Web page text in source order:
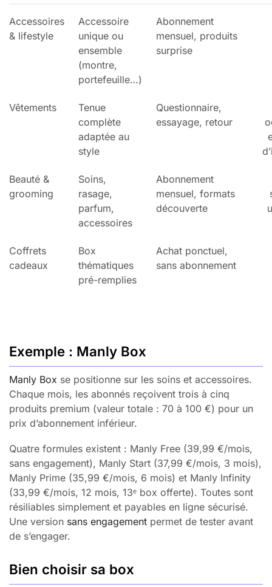
Accessoires
& lifestyle
Accessoire
unique ou
ensemble
(montre,
portefeuille…)
Abonnement
mensuel, produits
surprise
Vêtements
Tenue
complète
adaptée au
style
Questionnaire,
essayage, retour
Beauté &
grooming
Soins,
rasage,
parfum,
accessoires
Abonnement
mensuel, formats
découverte
Coffrets
cadeaux
Box
thématiques
pré-remplies
Achat ponctuel,
sans abonnement
Exemple : Manly Box
Manly Box se positionne sur les soins et accessoires.
Chaque mois, les abonnés reçoivent trois à cinq
produits premium (valeur totale : 70 à 100 €) pour un
prix d’abonnement inférieur.
Quatre formules existent : Manly Free (39,99 €/mois,
sans engagement), Manly Start (37,99 €/mois, 3 mois),
Manly Prime (35,99 €/mois, 6 mois) et Manly Infinity
(33,99 €/mois, 12 mois, 13ᵉ box offerte). Toutes sont
résiliables simplement et payables en ligne sécurisé.
Une version sans engagement permet de tester avant
de s’engager.
Bien choisir sa box